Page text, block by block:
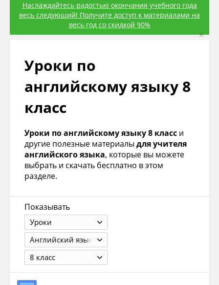
Наслаждайтесь радостью окончания учебного года
весь следующий! Получите доступ к материалами на
весь год со скидкой 90%
×
Уроки по
английскому языку 8
класс
Уроки по английскому языку 8 класс и
другие полезные материалы для учителя
английского языка, которые вы можете
выбрать и скачать бесплатно в этом
разделе.
Показывать
Уроки
Английский язык
8 класс